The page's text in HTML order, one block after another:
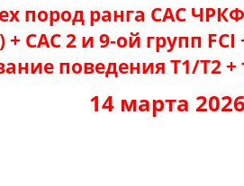
пород ранга САС
САС 2 и 9-ой групп
поведения Т1/Т2 +
14 марта